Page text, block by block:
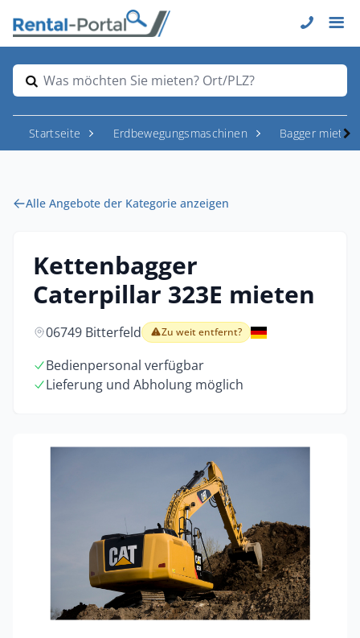
Was möchten Sie mieten? Ort/PLZ?
Startseite Erdbewegungsmaschinen Bagger mieten
Alle Angebote der Kategorie anzeigen
Kettenbagger
Caterpillar 323E mieten
06749 Bitterfeld Zu weit entfernt?
Bedienpersonal verfügbar
Lieferung und Abholung möglich